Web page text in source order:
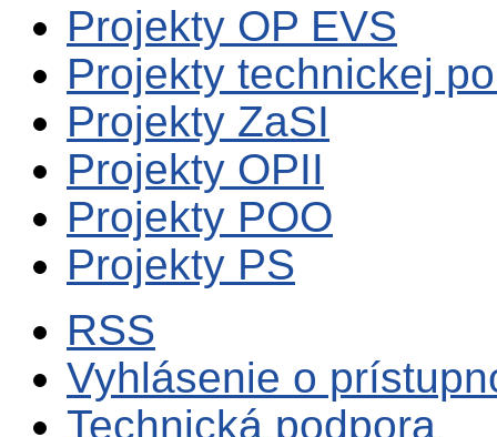
Projekty OP EVS
Projekty technickej
Projekty ZaSI
Projekty OPII
Projekty POO
Projekty PS
RSS
Vyhlásenie o
Technická podpora